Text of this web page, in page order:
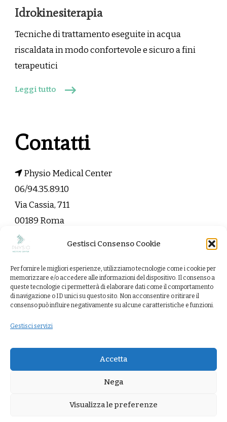
Gestisci Consenso Cookie
Per fornire le migliori esperienze, utilizziamo tecnologie come i cookie per
memorizzare e/o accedere alle informazioni del dispositivo. Il consenso a
queste tecnologie ci permetterà di elaborare dati come il comportamento
di navigazione o ID unici su questo sito. Non acconsentire o ritirare il
consenso può influire negativamente su alcune caratteristiche e funzioni.
Gestisci servizi
Accetta
Nega
Visualizza le preferenze
Idrokinesiterapia
Tecniche di trattamento eseguite in acqua
riscaldata in modo confortevole e sicuro a fini
terapeutici
Leggi tutto
Contatti
Physio Medical Center
06/94.35.89.10
Via Cassia, 711
00189 Roma
info@physiomedicalcenter.it
Contattaci
riservati.Vandana Health Coach | Sviluppato da
Termini e condizioni